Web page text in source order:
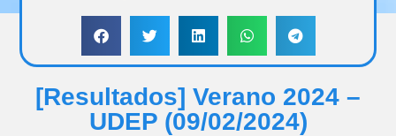
[Resultados] Verano 2024 –
UDEP (09/02/2024)